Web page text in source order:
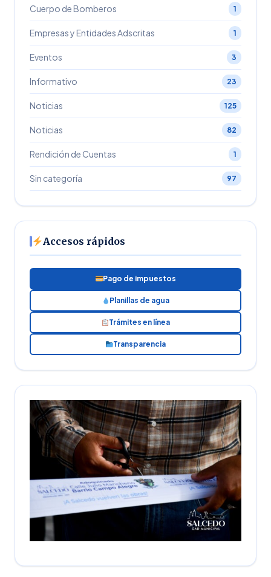
Cuerpo de Bomberos 1
Empresas y Entidades Adscritas 1
Eventos 3
Informativo 23
Noticias 125
Noticias 82
Rendición de Cuentas 1
Sin categoría 97
Accesos rápidos
Pago de impuestos
Planillas de agua
Trámites en línea
Transparencia